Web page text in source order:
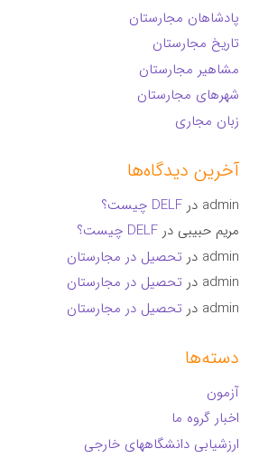
پادشاهان مجارستان
تاریخ مجارستان
مشاهیر مجارستان
شهرهای مجارستان
زبان مجاری
آخرین دیدگاه‌ها
admin درDELF چیست؟
مریم حبیبی درDELF چیست؟
admin در تحصیل در مجارستان
admin در تحصیل در مجارستان
admin در تحصیل در مجارستان
دسته‌ها
آزمون
اخبار گروه ما
ارزشیابی دانشگاههای خارجی